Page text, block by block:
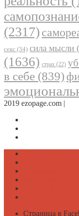
(2317)
секс (34) сила мысли
(1636) страх (22)
в себе (839)
2019 ezopage.com |
Страница в